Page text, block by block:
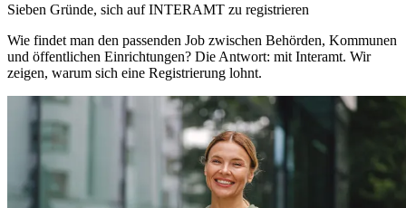
Sieben Gründe, sich auf INTERAMT zu registrieren
Wie findet man den passenden Job zwischen Behörden, Kommunen
und öffentlichen Einrichtungen? Die Antwort: mit Interamt. Wir
zeigen, warum sich eine Registrierung lohnt.